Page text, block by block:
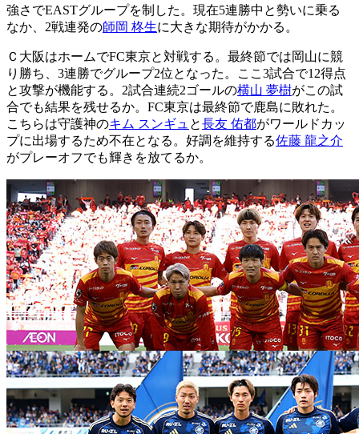
強さでEASTグループを制した。現在5連勝中と勢いに乗る
なか、2戦連発の師岡 柊生に大きな期待がかかる。
Ｃ大阪はホームでFC東京と対戦する。最終節では岡山に競
り勝ち、3連勝でグループ2位となった。ここ3試合で12得点
と攻撃が機能する。2試合連続2ゴールの横山 夢樹がこの試
合でも結果を残せるか。FC東京は最終節で鹿島に敗れた。
こちらは守護神のキム スンギュ と長友 佑都がワールドカッ
プに出場するため不在となる。好調を維持する佐藤 龍之介
がプレーオフでも輝きを放てるか。